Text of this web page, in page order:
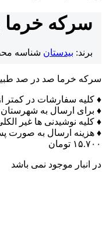
سرکه خرما
برند: بیدستان شناسه
سرکه خرما صد در صد
♦ کلیه سفارشات در کمتر از 5 ساعت ارسال
♦ برای ارسال به شهرستان
♦ کلیه نوشیدنی ها غیر
♦ هزینه ارسال به صورت
۱۵.۷۰۰ تومان
در انبار موجود نمی باشد